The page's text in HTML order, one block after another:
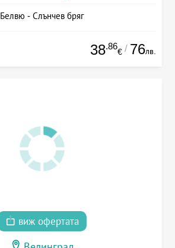
Белвю - Слънчев бряг
38.86
€ / 76лв.
виж офертата